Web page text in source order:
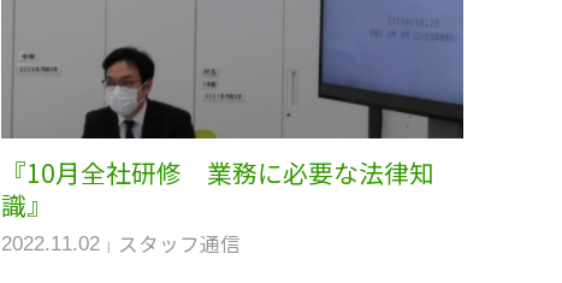
『10月全社研修 業務に必要な法律知
識』
2022.11.02 スタッフ通信